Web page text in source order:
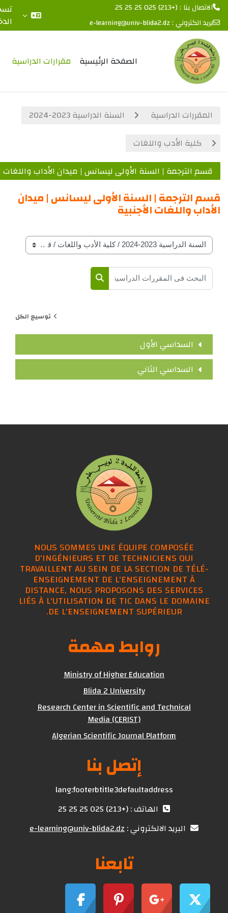
المحتوى الرئيسي
(+213) 025 25 25 25
:
e-learning@univ-blida2.dz
تسجيل
الدخول
الصفحة الرئيسية مقرارات الدراسية
الدراسية
السنة الدراسية 2023-2024
الأدب واللغات
| السنة الأولى ليسانس | ميدان الأداب واللغات الأجنبية
| السنة الأولى ليسانس | ميدان
واللغات الأجنبية
المقرارات حسب السنة الدراسة
في المقررات الدراسية
البحث في المقررات الدراسية
توسيع الكل
السداسي الأول
السداسي الثاني
NOUS SOMMES UNE ÉQUIPE COMPOSÉE
D'INGÉNIEURS ET DE TECHNICIENS QUI
TRAVAILLENT AU SEIN DE LA SECTION DE
ENSEIGNEMENT DE L'ENSEIGNEMENT À
DISTANCE, NOUS PROPOSONS DES
LIÉS À L'UTILISATION DE TIC DANS LE
DE L'ENSEIGNEMENT SUPÉRIEUR.
روابط مهمة
Ministry of Higher Education
Blida 2 University
Research Center in Scientific and Technical
Media (CERIST)
Algerian Scientific Journal Platform
إتصل بنا
lang:footerbtitle3defaultaddress
الهاتف : (+213) 025 25 25 25
البريد الالكتروني :e-learning@univ-blida2.dz
تابعنا